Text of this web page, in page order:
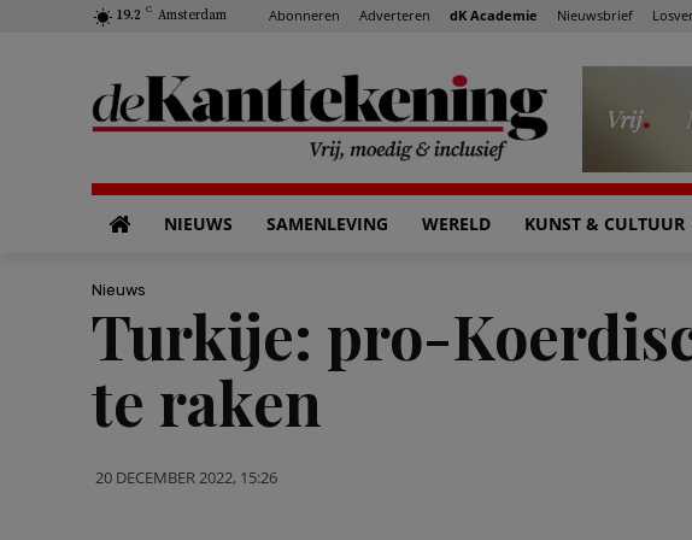
19.2 C Amsterdam Abonneren Adverteren dK Academie Nieuwsbrief
NIEUWS SAMENLEVING WERELD KUNST & CULTUUR
Nieuws
Turkije: pro-
te raken
20 DECEMBER 2022, 15:26